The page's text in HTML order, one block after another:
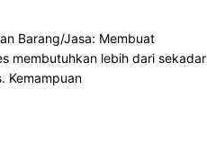
Barang/Jasa: Membuat
membutuhkan lebih dari sekadar
Kemampuan